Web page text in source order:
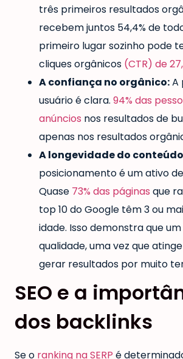
três primeiros resultados
recebem juntos 54,4% de
primeiro lugar sozinho pode
cliques orgânicos (CTR) de
A confiança no orgânico:A
usuário é clara. 94% das
anúncios nos resultados de
apenas nos resultados
A longevidade do
posicionamento é um ativo
Quase 73% das páginas que
top 10 do Google têm 3 ou
idade. Isso demonstra que
qualidade, uma vez que
gerar resultados por muito
SEO e a
dos backlinks
Se o ranking na SERP é